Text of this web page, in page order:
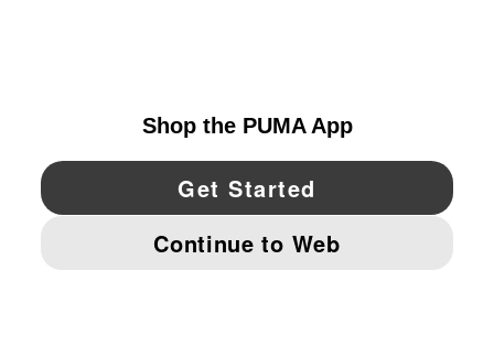
YouTube Twitter Pinterest
IMPRINT AND LEGAL DATA